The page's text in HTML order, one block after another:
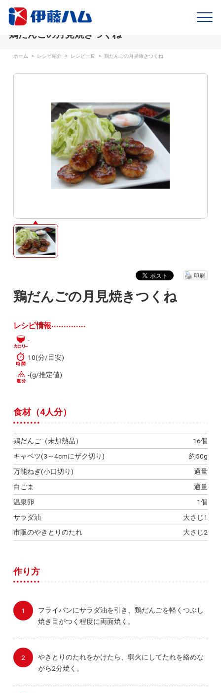
鶏だんごの月見焼きつくね
ホーム > レシピ紹介 > レシピ一覧 > 鶏だんごの月見焼きつくね
鶏だんごの月見焼きつくね
印刷
レシピ情報
-
10(分/目安)
-(g/推定値)
食材（4人分）
鶏だんご（未加熱品）
16個
キャベツ(3～4cmにザク切り)
約50g
万能ねぎ(小口切り)
適量
白ごま
適量
温泉卵
1個
サラダ油
大さじ1
市販のやきとりのたれ
大さじ2
作り方
フライパンにサラダ油を引き、鶏だんごを軽くつぶし
焼き目がつく程度に両面焼く。
やきとりのたれをかけたら、弱火にしてたれを絡めな
がら2分焼く。